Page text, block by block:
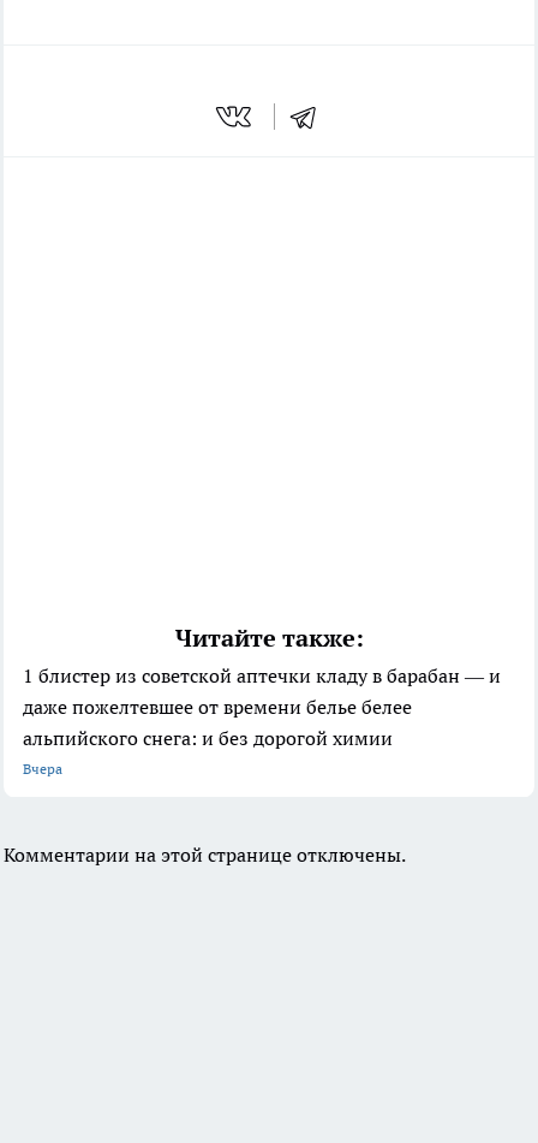
Читайте также:
1 блистер из советской аптечки кладу в барабан — и
даже пожелтевшее от времени белье белее
альпийского снега: и без дорогой химии
Вчера
Комментарии на этой странице отключены.